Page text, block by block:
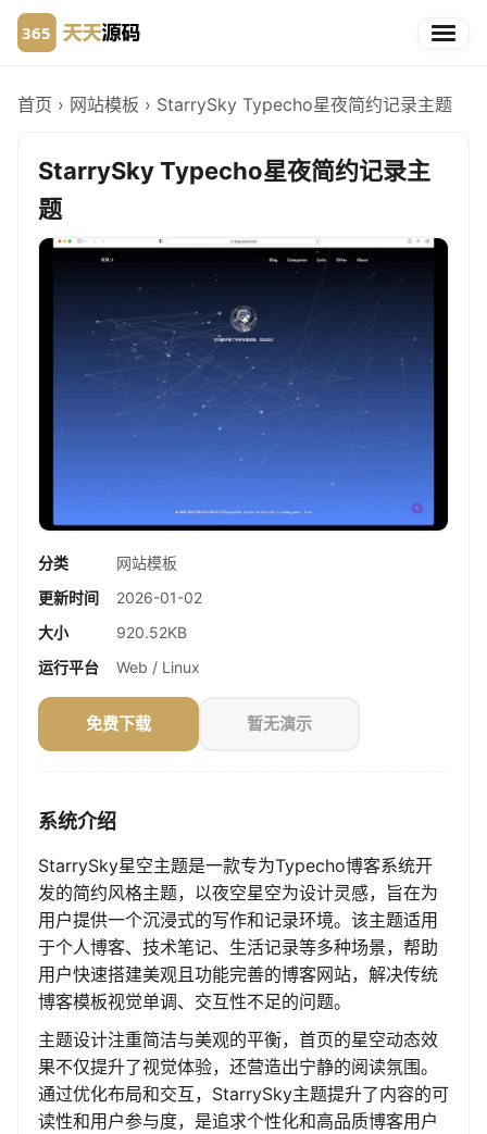
首页 › 网站模板 › StarrySky Typecho星夜简约记录主题
StarrySky Typecho星夜简约记录主
题
分类
网站模板
更新时间
2026-01-02
大小
920.52KB
运行平台
Web / Linux
免费下载 暂无演示
系统介绍
StarrySky星空主题是一款专为Typecho博客系统开
发的简约风格主题，以夜空星空为设计灵感，旨在为
用户提供一个沉浸式的写作和记录环境。该主题适用
于个人博客、技术笔记、生活记录等多种场景，帮助
用户快速搭建美观且功能完善的博客网站，解决传统
博客模板视觉单调、交互性不足的问题。
主题设计注重简洁与美观的平衡，首页的星空动态效
果不仅提升了视觉体验，还营造出宁静的阅读氛围。
通过优化布局和交互，StarrySky主题提升了内容的可
读性和用户参与度，是追求个性化和高品质博客用户